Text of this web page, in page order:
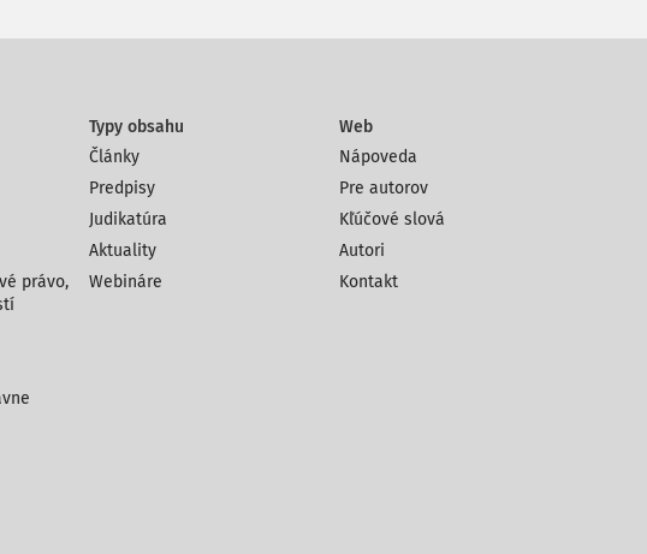
právo,
Typy obsahu
Články
Predpisy
Judikatúra
Aktuality
Webináre
Web
Nápoveda
Pre autorov
Kľúčové slová
Autori
Kontakt